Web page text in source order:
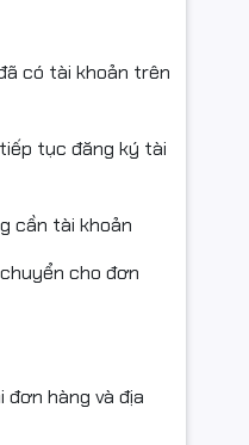
ISO 9001, ISO
New Zealand
có tài khoản trên
tục đăng ký tài
cần tài khoản
cho đơn
đơn hàng và địa